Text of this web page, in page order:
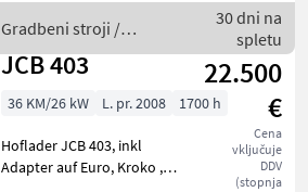
3000 Betr
Gradbeni stroji /
JCB
30 dni na
spletu
JCB 403
22.500
€
Cena
vključuje
DDV
(stopnja
36 KM/26 kW L. pr. 2008 1700 h
Hoflader JCB 403, inkl
Adapter auf Euro, Kroko ,